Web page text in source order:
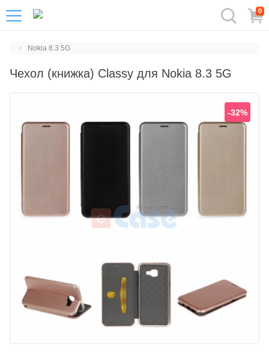
0
Nokia 8.3 5G
Чехол (книжка) Classy для Nokia 8.3 5G
-32%